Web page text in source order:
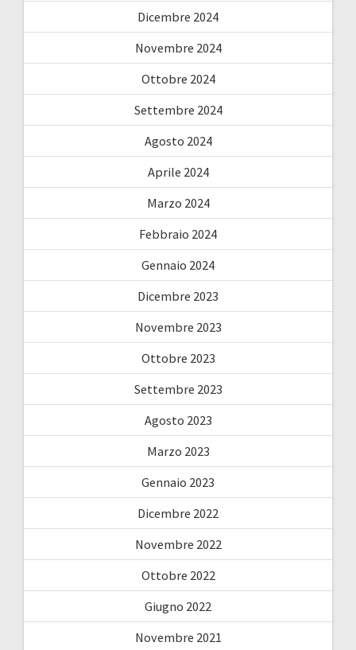
Dicembre 2024
Novembre 2024
Ottobre 2024
Settembre 2024
Agosto 2024
Aprile 2024
Marzo 2024
Febbraio 2024
Gennaio 2024
Dicembre 2023
Novembre 2023
Ottobre 2023
Settembre 2023
Agosto 2023
Marzo 2023
Gennaio 2023
Dicembre 2022
Novembre 2022
Ottobre 2022
Giugno 2022
Novembre 2021